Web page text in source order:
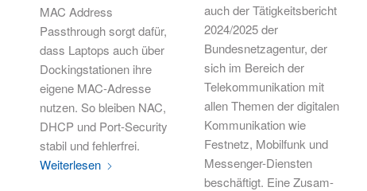
MAC Address
Passthrough sorgt dafür,
dass Laptops auch über
Dockingstationen ihre
eigene MAC-Adresse
nutzen. So bleiben NAC,
DHCP und Port-Security
stabil und fehlerfrei.
Weiterlesen
auch der Tätigkeitsbericht
2024/2025 der
Bundesnetzagentur, der
sich im Bereich der
Telekommunikation mit
allen Themen der digitalen
Kommunikation wie
Festnetz, Mobilfunk und
Messenger-Diensten
beschäftigt. Eine Zusam-